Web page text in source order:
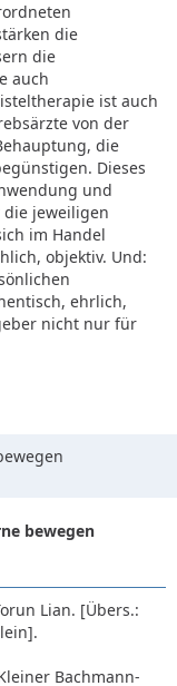
die
die
auch
ist auch
von der
die
Dieses
und
jeweiligen
im Handel
objektiv. Und:
ehrlich,
nicht nur für
bewegen
Lian. [Übers.:
Bachmann-